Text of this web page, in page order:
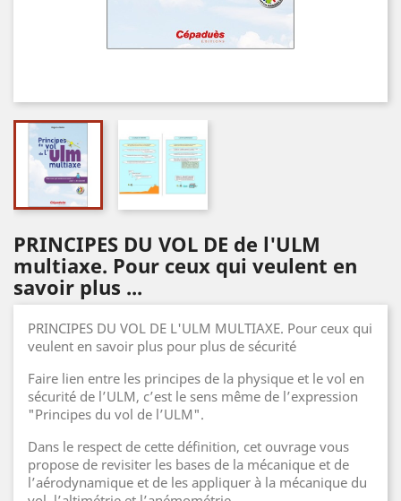
PRINCIPES DU VOL DE de l'ULM
multiaxe. Pour ceux qui veulent en
savoir plus ...
PRINCIPES DU VOL DE L'ULM MULTIAXE. Pour ceux qui
veulent en savoir plus pour plus de sécurité
Faire lien entre les principes de la physique et le vol en
sécurité de l’ULM, c’est le sens même de l’expression
"Principes du vol de l’ULM".
Dans le respect de cette définition, cet ouvrage vous
propose de revisiter les bases de la mécanique et de
l’aérodynamique et de les appliquer à la mécanique du